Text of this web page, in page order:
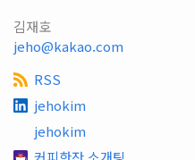
김재호
jeho@kakao.com
RSS
jehokim
jehokim